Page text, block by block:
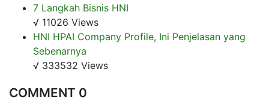
7 Langkah Bisnis HNI
√ 11026 Views
HNI HPAI Company Profile, Ini Penjelasan yang
Sebenarnya
√ 333532 Views
COMMENT 0